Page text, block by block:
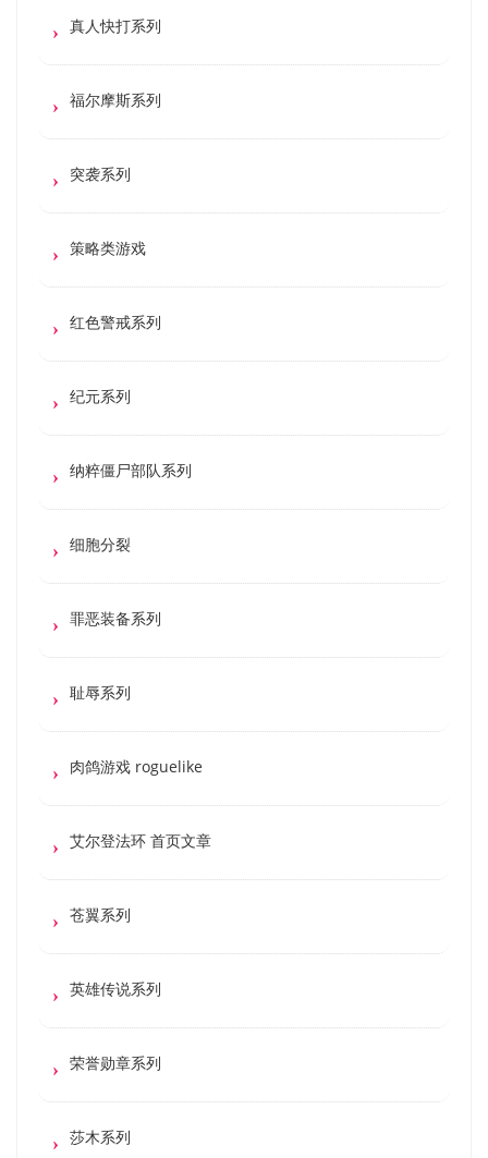
真人快打系列
福尔摩斯系列
突袭系列
策略类游戏
红色警戒系列
纪元系列
纳粹僵尸部队系列
细胞分裂
罪恶装备系列
耻辱系列
肉鸽游戏 roguelike
艾尔登法环 首页文章
苍翼系列
英雄传说系列
荣誉勋章系列
莎木系列